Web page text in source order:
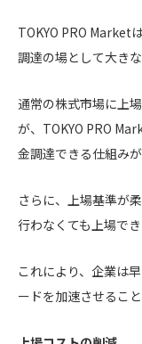
TOKYO PRO Market
調達の場として大き
通常の株式市場に上
が、TOKYO PRO
金調達できる仕組みが
さらに、上場基準が
行わなくても上場で
これにより、企業は
ードを加速させるこ